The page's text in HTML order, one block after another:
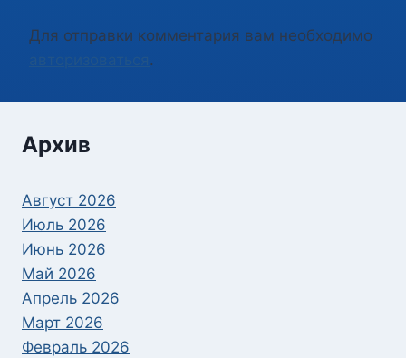
Для отправки комментария вам необходимо
.
Архив
Август 2026
Июль 2026
Июнь 2026
Май 2026
Апрель 2026
Март 2026
Февраль 2026